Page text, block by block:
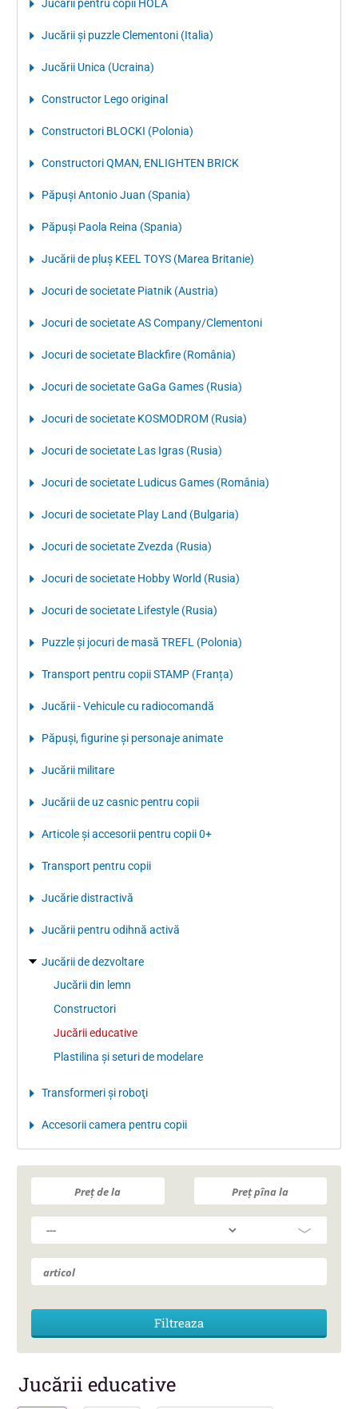
Jucării pentru copii HOLA
Jucării și puzzle Clementoni (Italia)
Jucării Unica (Ucraina)
Constructor Lego original
Constructori BLOCKI (Polonia)
Constructori QMAN, ENLIGHTEN BRICK
Păpuși Antonio Juan (Spania)
Păpuși Paola Reina (Spania)
Jucării de pluș KEEL TOYS (Marea Britanie)
Jocuri de societate Piatnik (Austria)
Jocuri de societate AS Company/Clementoni
Jocuri de societate Blackfire (România)
Jocuri de societate GaGa Games (Rusia)
Jocuri de societate KOSMODROM (Rusia)
Jocuri de societate Las Igras (Rusia)
Jocuri de societate Ludicus Games (România)
Jocuri de societate Play Land (Bulgaria)
Jocuri de societate Zvezda (Rusia)
Jocuri de societate Hobby World (Rusia)
Jocuri de societate Lifestyle (Rusia)
Puzzle şi jocuri de masă TREFL (Polonia)
Transport pentru copii STAMP (Franța)
Jucării - Vehicule cu radiocomandă
Păpuşi, figurine şi personaje animate
Jucării militare
Jucării de uz casnic pentru copii
Articole şi accesorii pentru copii 0+
Transport pentru copii
Jucărie distractivă
Jucării pentru odihnă activă
Jucării de dezvoltare
Jucării din lemn
Constructori
Jucării educative
Plastilina şi seturi de modelare
Transformeri şi roboţi
Accesorii camera pentru copii
Jucării educative